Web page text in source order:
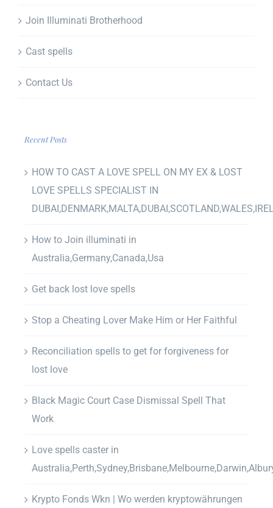
Join Illuminati Brotherhood
Cast spells
Contact Us
Recent Posts
HOW TO CAST A LOVE SPELL ON MY EX & LOST
LOVE SPELLS SPECIALIST IN
How to Join illuminati in
Australia,Germany,Canada,Usa
Get back lost love spells
Stop a Cheating Lover Make Him or Her Faithful
Reconciliation spells to get for forgiveness for
lost love
Black Magic Court Case Dismissal Spell That
Work
Love spells caster in
Krypto Fonds Wkn | Wo werden kryptowährungen